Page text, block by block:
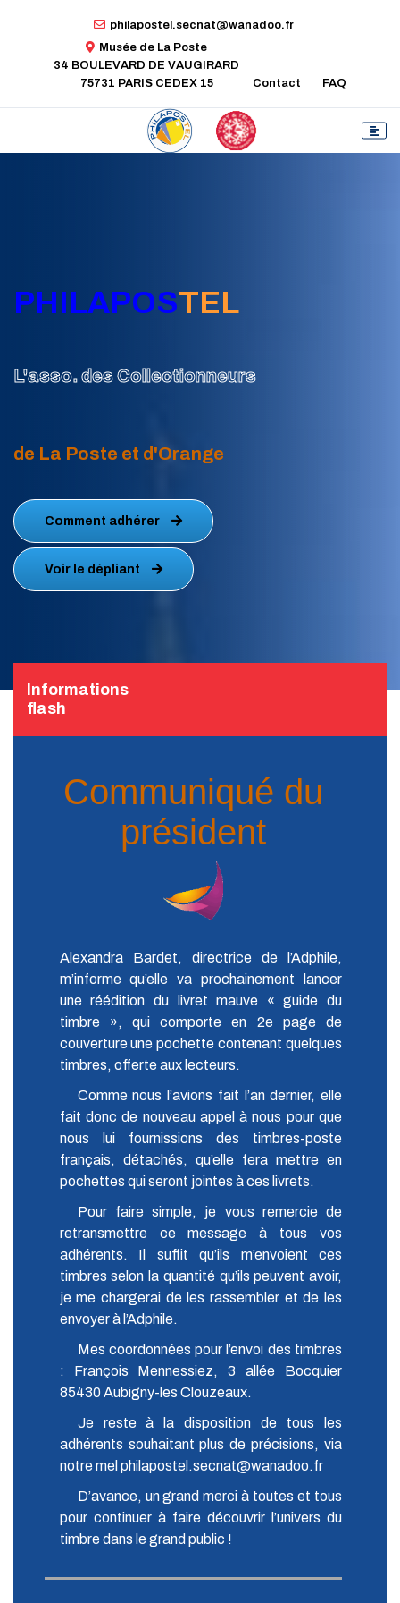
philapostel.secnat@wanadoo.fr
Musée de La Poste
34 BOULEVARD DE VAUGIRARD
75731 PARIS CEDEX 15
Contact FAQ
PHILAPOSTEL
L'asso. des Collectionneurs
de La Poste et d'Orange
Comment adhérer
Voir le dépliant
Informations
flash
Communiqué du
président
Alexandra Bardet, directrice de l’Adphile,
m’informe qu’elle va prochainement lancer
une réédition du livret mauve « guide du
timbre », qui comporte en 2e page de
couverture une pochette contenant quelques
timbres, offerte aux lecteurs.
Comme nous l’avions fait l’an dernier, elle
fait donc de nouveau appel à nous pour que
nous lui fournissions des timbres-poste
français, détachés, qu’elle fera mettre en
pochettes qui seront jointes à ces livrets.
Pour faire simple, je vous remercie de
retransmettre ce message à tous vos
adhérents. Il suffit qu’ils m’envoient ces
timbres selon la quantité qu’ils peuvent avoir,
je me chargerai de les rassembler et de les
envoyer à l’Adphile.
Mes coordonnées pour l’envoi des timbres
: François Mennessiez, 3 allée Bocquier
85430 Aubigny-les Clouzeaux.
Je reste à la disposition de tous les
adhérents souhaitant plus de précisions, via
notre mel philapostel.secnat@wanadoo.fr
D’avance, un grand merci à toutes et tous
pour continuer à faire découvrir l’univers du
timbre dans le grand public !